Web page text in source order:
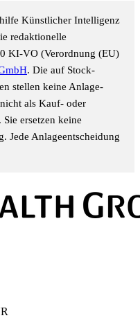
Künstlicher Intelligenz
redaktionelle
KI-VO (Verordnung (EU)
. Die auf Stock-
stellen keine Anlage-
als Kauf- oder
ersetzen keine
Jede Anlageentscheidung